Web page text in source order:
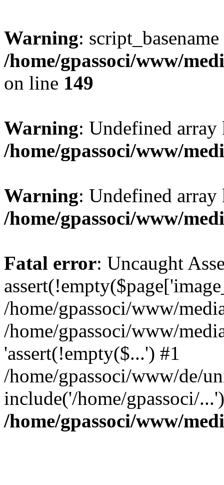
Warning:
/home/gpassoci/www/
on line 149
Warning: Undefined
/home/gpassoci/www/
Warning: Undefined
/home/gpassoci/www/
Fatal error: Uncaught
/home/gpassoci/www/
/home/gpassoci/www/
'assert(!empty($...') #1
/home/gpassoci/www/de/
include('/home/gpassoci/
/home/gpassoci/www/